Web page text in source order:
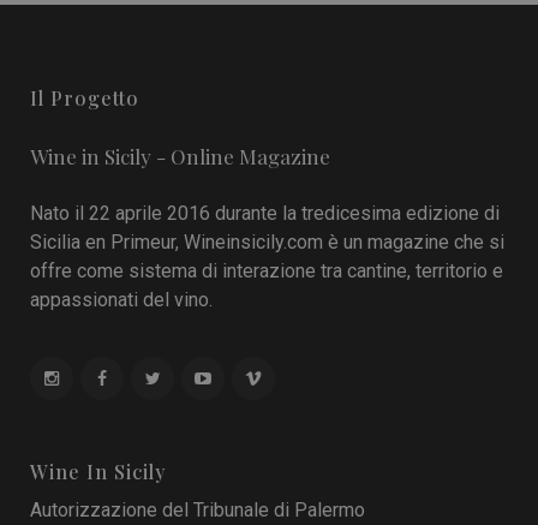
Il Progetto
Wine in Sicily - Online Magazine
Nato il 22 aprile 2016 durante la tredicesima edizione di
Sicilia en Primeur, Wineinsicily.com è un magazine che si
offre come sistema di interazione tra cantine, territorio e
appassionati del vino.
Wine In Sicily
Autorizzazione del Tribunale di Palermo